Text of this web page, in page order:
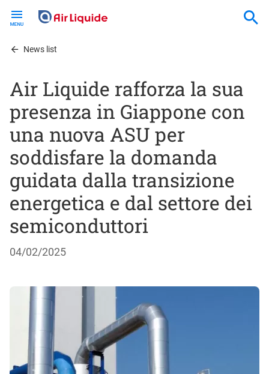
contentNews list
Air Liquide rafforza la sua
presenza in Giappone con
una nuova ASU per
soddisfare la domanda
guidata dalla transizione
energetica e dal settore dei
semiconduttori
04/02/2025